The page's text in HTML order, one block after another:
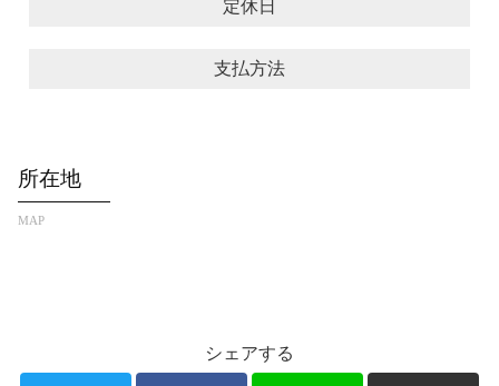
定休日
支払方法
所在地
MAP
シェアする